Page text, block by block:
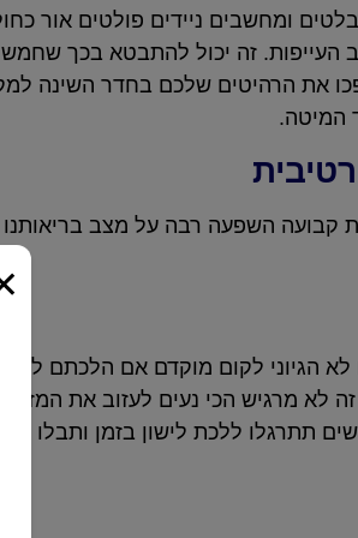
ומחשבים ניידים פולטים אור
העייפות. זה יכול להתבטא בכך
את הרהיטים שלכם בחדר השינה
המיטה.
קבועה השפעה רבה על מצב בריאותנו
לא הגיוני לקום מוקדם אם הלכתם
לא מרגיש הכי נעים לעזוב את
תתרגלו ללכת לישון בזמן ותבלו